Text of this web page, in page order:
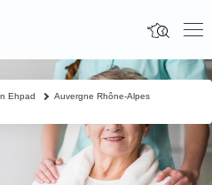
Ehpad
Auvergne Rhône-Alpes